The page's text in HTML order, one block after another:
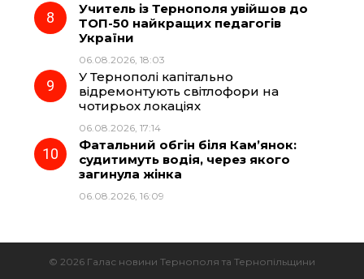
Учитель із Тернополя увійшов до
ТОП-50 найкращих педагогів
України
06.08.2026, 18:03
У Тернополі капітально
відремонтують світлофори на
чотирьох локаціях
06.08.2026, 17:14
Фатальний обгін біля Кам’янок:
судитимуть водія, через якого
загинула жінка
06.08.2026, 16:09
© 2026 Галас новини Тернополя та Тернопільщини